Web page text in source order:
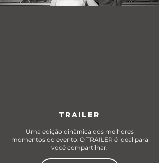
TRAILER
Uma edição dinâmica dos melhores
momentos do evento. O TRAILER é ideal para
você compartilhar.